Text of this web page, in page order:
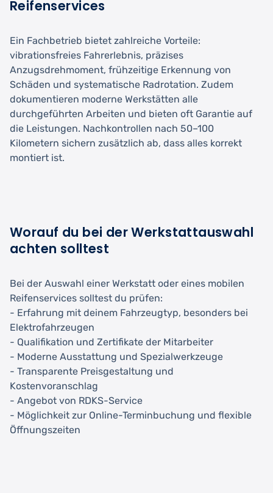
Reifenservices
Ein Fachbetrieb bietet zahlreiche Vorteile:
vibrationsfreies Fahrerlebnis, präzises
Anzugsdrehmoment, frühzeitige Erkennung von
Schäden und systematische Radrotation. Zudem
dokumentieren moderne Werkstätten alle
durchgeführten Arbeiten und bieten oft Garantie auf
die Leistungen. Nachkontrollen nach 50–100
Kilometern sichern zusätzlich ab, dass alles korrekt
montiert ist.
Worauf du bei der Werkstattauswahl
achten solltest
Bei der Auswahl einer Werkstatt oder eines mobilen
Reifenservices solltest du prüfen:
- Erfahrung mit deinem Fahrzeugtyp, besonders bei
Elektrofahrzeugen
- Qualifikation und Zertifikate der Mitarbeiter
- Moderne Ausstattung und Spezialwerkzeuge
- Transparente Preisgestaltung und
Kostenvoranschlag
- Angebot von RDKS-Service
- Möglichkeit zur Online-Terminbuchung und flexible
Öffnungszeiten